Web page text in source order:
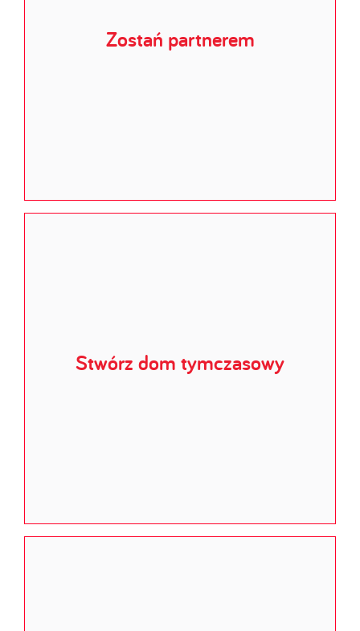
Zostań partnerem
Stwórz dom tymczasowy